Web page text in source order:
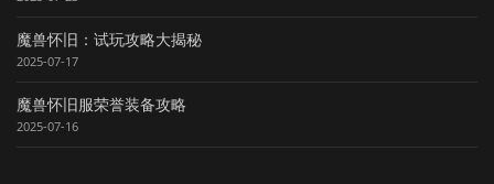
魔兽怀旧：试玩攻略大揭秘
2025-07-17
魔兽怀旧服荣誉装备攻略
2025-07-16